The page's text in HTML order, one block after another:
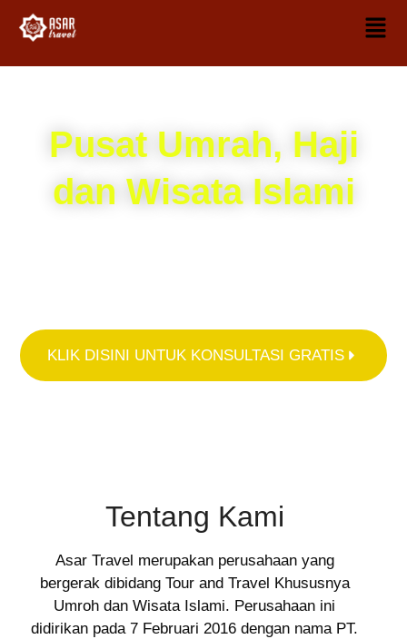
Pusat Umrah, Haji
dan Wisata Islami
KLIK DISINI UNTUK KONSULTASI GRATIS
Tentang Kami
Asar Travel merupakan perusahaan yang
bergerak dibidang Tour and Travel Khususnya
Umroh dan Wisata Islami. Perusahaan ini
didirikan pada 7 Februari 2016 dengan nama PT.